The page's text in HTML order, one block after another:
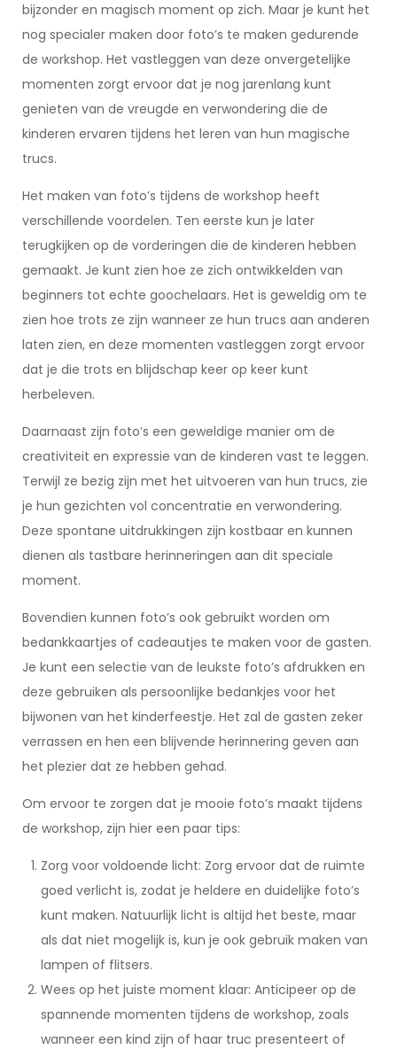
bijzonder en magisch moment op zich. Maar je kunt het
nog specialer maken door foto’s te maken gedurende
de workshop. Het vastleggen van deze onvergetelijke
momenten zorgt ervoor dat je nog jarenlang kunt
genieten van de vreugde en verwondering die de
kinderen ervaren tijdens het leren van hun magische
trucs.
Het maken van foto’s tijdens de workshop heeft
verschillende voordelen. Ten eerste kun je later
terugkijken op de vorderingen die de kinderen hebben
gemaakt. Je kunt zien hoe ze zich ontwikkelden van
beginners tot echte goochelaars. Het is geweldig om te
zien hoe trots ze zijn wanneer ze hun trucs aan anderen
laten zien, en deze momenten vastleggen zorgt ervoor
dat je die trots en blijdschap keer op keer kunt
herbeleven.
Daarnaast zijn foto’s een geweldige manier om de
creativiteit en expressie van de kinderen vast te leggen.
Terwijl ze bezig zijn met het uitvoeren van hun trucs, zie
je hun gezichten vol concentratie en verwondering.
Deze spontane uitdrukkingen zijn kostbaar en kunnen
dienen als tastbare herinneringen aan dit speciale
moment.
Bovendien kunnen foto’s ook gebruikt worden om
bedankkaartjes of cadeautjes te maken voor de gasten.
Je kunt een selectie van de leukste foto’s afdrukken en
deze gebruiken als persoonlijke bedankjes voor het
bijwonen van het kinderfeestje. Het zal de gasten zeker
verrassen en hen een blijvende herinnering geven aan
het plezier dat ze hebben gehad.
Om ervoor te zorgen dat je mooie foto’s maakt tijdens
de workshop, zijn hier een paar tips:
Zorg voor voldoende licht: Zorg ervoor dat de ruimte
goed verlicht is, zodat je heldere en duidelijke foto’s
kunt maken. Natuurlijk licht is altijd het beste, maar
als dat niet mogelijk is, kun je ook gebruik maken van
lampen of flitsers.
Wees op het juiste moment klaar: Anticipeer op de
spannende momenten tijdens de workshop, zoals
wanneer een kind zijn of haar truc presenteert of